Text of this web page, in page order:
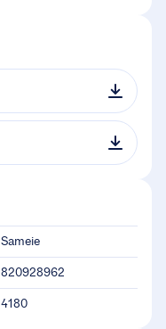
Sameie
820928962
4180